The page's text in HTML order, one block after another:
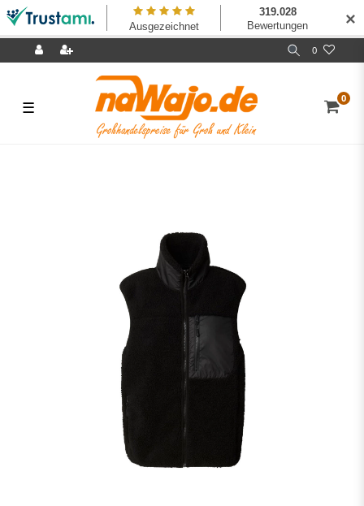
0
☰ 0
✕